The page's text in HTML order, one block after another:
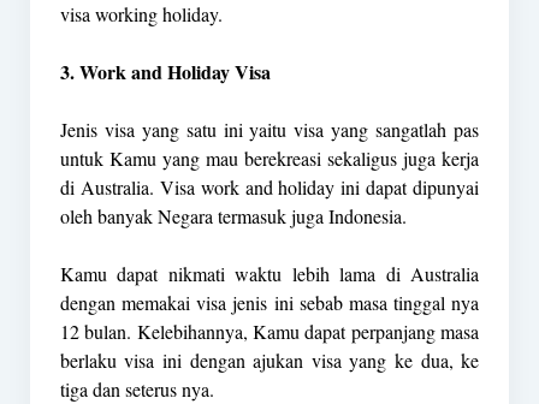
visa working holiday.
3. Work and Holiday Visa
Jenis visa yang satu ini yaitu visa yang sangatlah pas
untuk Kamu yang mau berekreasi sekaligus juga kerja
di Australia. Visa work and holiday ini dapat dipunyai
oleh banyak Negara termasuk juga Indonesia.
Kamu dapat nikmati waktu lebih lama di Australia
dengan memakai visa jenis ini sebab masa tinggal nya
12 bulan. Kelebihannya, Kamu dapat perpanjang masa
berlaku visa ini dengan ajukan visa yang ke dua, ke
tiga dan seterus nya.